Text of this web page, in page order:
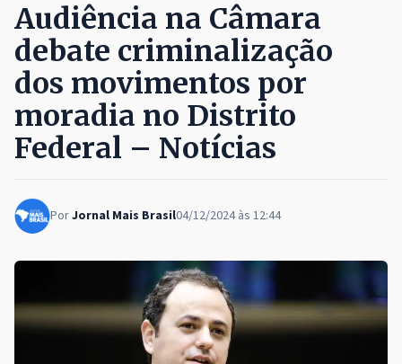
Audiência na Câmara
debate criminalização
dos movimentos por
moradia no Distrito
Federal – Notícias
PorJornal Mais Brasil04/12/2024 às 12:44